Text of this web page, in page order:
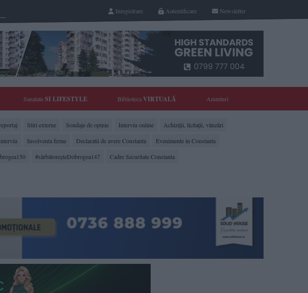
Newsletter
Autentificare
Inregistrare
SanatateSI LIFESTYLE BibliotecaVIRTUALĂ Anunturi
Stiri externe Sondaje de opinie Interviu online
Achiziții, licitații, vânzări
Insolventa firme Declaratii de avere Constanta
Evenimente in Constanta
#sărbătoreşteDobrogea147 Cadre Securitate Constanta